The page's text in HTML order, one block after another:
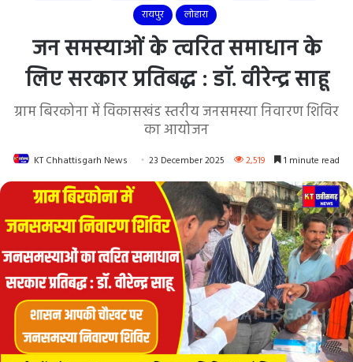
रायपुर
लोहारा
जन समस्याओं के त्वरित समाधान के
लिए सरकार प्रतिबद्ध : डॉ. वीरेन्द्र साहू
ग्राम बिरकोना में विकासखंड स्तरीय जनसमस्या निवारण शिविर
का आयोजन
KT Chhattisgarh News 23 December 2025 2,519 1 minute read